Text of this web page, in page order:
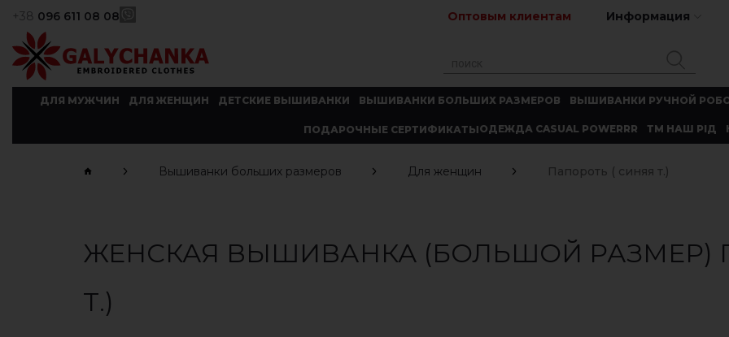
+38 096 611 08 08 Оптовым клиентам Информация
ДЛЯ МУЖЧИН ДЛЯ ЖЕНЩИН ДЕТСКИЕ ВЫШИВАНКИ ВЫШИВАНКИ БОЛЬШИХ РАЗМЕРОВ ВЫШИВАНКИ РУЧНОЙ
ПОДАРОЧНЫЕ СЕРТИФИКАТЫОДЕЖДА CASUAL POWERRR ТМ НАШ РІД
Вышиванки больших размеров Для женщин Папороть ( синяя т.)
ЖЕНСКАЯ ВЫШИВАНКА (БОЛЬШОЙ РАЗМЕР)
Т.)